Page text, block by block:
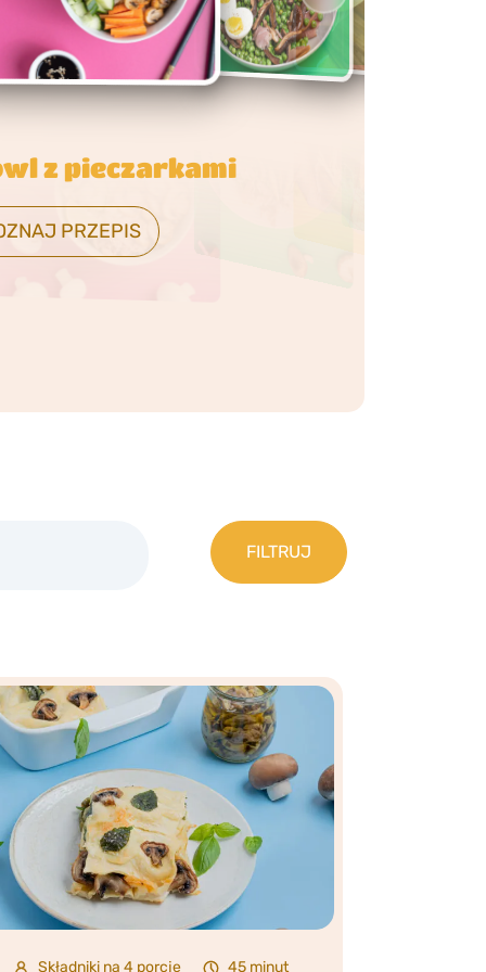
katsu z grzybami
PRZEPIS
Składniki na 4 porcje 45 minut